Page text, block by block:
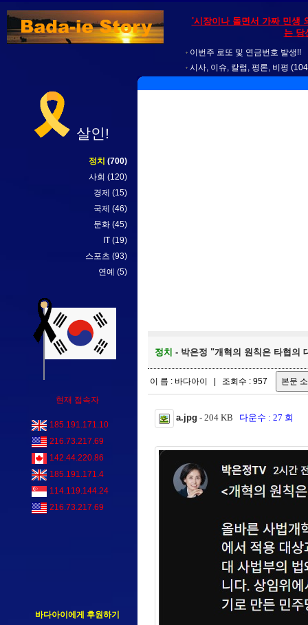
'시장이나 돌면서 가짜 민생
는 당
이번주 로또 및 연금번호 발생!!
시사, 이슈, 칼럼, 평론, 비평
살인!
정치 (700)
사회 (120)
경제 (15)
국제 (46)
문화 (45)
IT (19)
스포츠 (93)
연예 (5)
현재 접속자
185.191.171.10
216.73.217.69
142.44.220.86
185.191.171.4
114.119.144.24
216.73.217.69
바다아이에게 후원하기
정치 - 박은정 "개혁의 원칙은 타협의
이 름 : 바다아이 | 조회수 : 957
a.jpg - 204 KB 다운수 : 27 회